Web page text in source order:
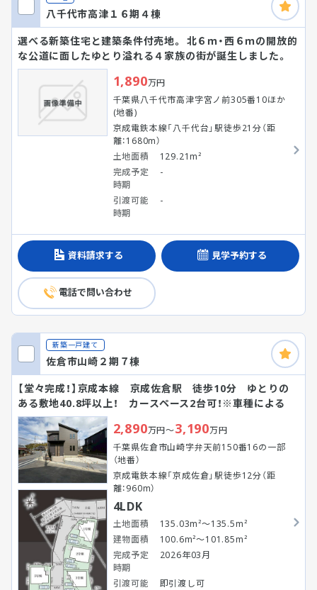
八千代市高津１６期４棟
選べる新築住宅と建築条件付売地。 北６ｍ・西６ｍの開放的
な公道に面したゆとり溢れる４家族の街が誕生しました。
1,890万円
千葉県八千代市高津字宮ノ前305番10ほか
(地番)
京成電鉄本線「八千代台」駅徒歩21分（距
離：1680m）
土地面積
129.21m²
完成予定
時期
-
引渡可能
時期
-
資料請求する 見学予約する
電話で問い合わせ
新築一戸建て
佐倉市山崎２期７棟
【堂々完成！】京成本線 京成佐倉駅 徒歩10分 ゆとりの
ある敷地40.8坪以上！ カースペース2台可！※車種による
2,890万円～3,190万円
千葉県佐倉市山崎字弁天前150番16の一部
（地番）
京成電鉄本線「京成佐倉」駅徒歩12分（距
離：960m）
4LDK
土地面積
135.03m²～135.5m²
建物面積
100.6m²～101.85m²
完成予定
時期
2026年03月
引渡可能
即引渡し可